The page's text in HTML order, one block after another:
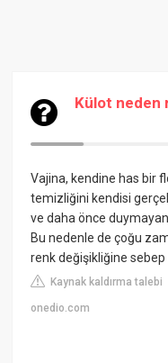
Külot neden
Vajina, kendine has bir
temizliğini kendisi
ve daha önce
Bu nedenle de çoğu
renk değişikliğine sebep
Kaynak kaldırma talebi
onedio.com